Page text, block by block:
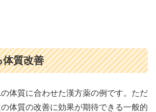
体質改善
体質に合わせた漢方薬の例です。ただ
体質の改善に効果が期待できる一般的